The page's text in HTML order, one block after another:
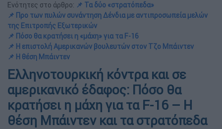
Ενότητες στο άρθρο: 📌 Τα δύο «στρατόπεδα»
📌 Προ των πυλών συνάντηση Δένδια με αντιπροσωπεία μελών
της Επιτροπής Εξωτερικών
📌 Πόσο θα κρατήσει η «μάχη» για τα F-16
📌 Η επιστολή Αμερικανών βουλευτών στον Τζο Μπάιντεν
📌 Η θέση Μπάιντεν
Ελληνοτουρκική κόντρα και σε
αμερικανικό έδαφος: Πόσο θα
κρατήσει η μάχη για τα F-16 – Η
θέση Μπάιντεν και τα στρατόπεδα